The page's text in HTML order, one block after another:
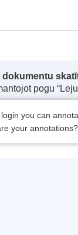
pogu
you can
your annotations?
birojs